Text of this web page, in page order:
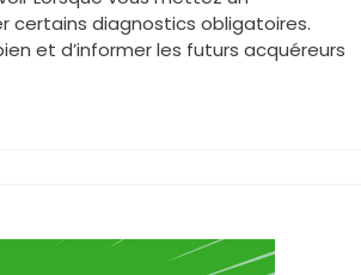
certains diagnostics obligatoires.
et d’informer les futurs acquéreurs